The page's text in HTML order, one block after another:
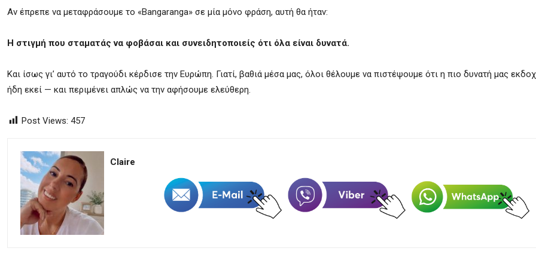
Αν έπρεπε να μεταφράσουμε το «Bangaranga» σε μία μόνο φράση, αυτή θα ήταν:
Η στιγμή που σταματάς να φοβάσαι και συνειδητοποιείς ότι όλα είναι δυνατά.
Και ίσως γι’ αυτό το τραγούδι κέρδισε την Ευρώπη. Γιατί, βαθιά μέσα μας, όλοι θέλουμε να πιστέψουμε ότι η πιο δυνατή μας
ήδη εκεί — και περιμένει απλώς να την αφήσουμε ελεύθερη.
Post Views: 457
Claire